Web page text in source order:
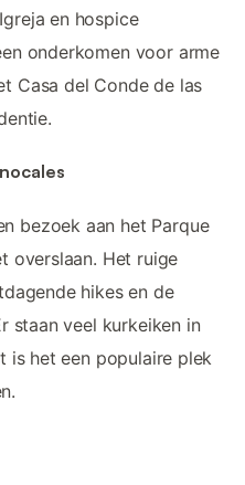
en hospice
onderkomen voor arme
Casa del Conde de las
bezoek aan het Parque
overslaan. Het ruige
hikes en de
staan veel kurkeiken in
is het een populaire plek